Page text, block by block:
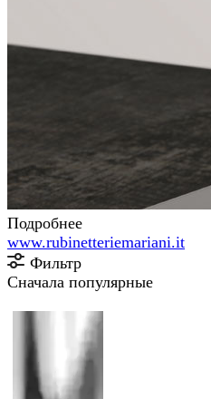
Подробнее
www.rubinetteriemariani.it
Фильтр
Сначала популярные